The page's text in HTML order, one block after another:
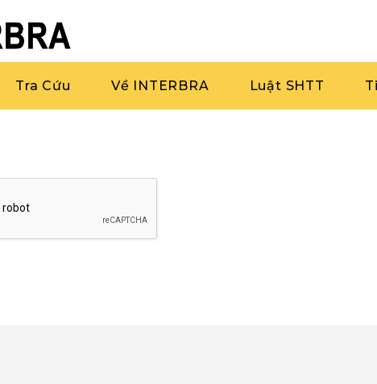
Tra Cứu Về INTERBRA Luật SHTT